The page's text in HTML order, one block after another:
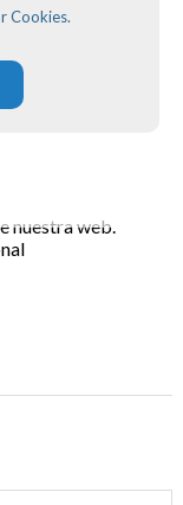
nuestra web.
Cookies.